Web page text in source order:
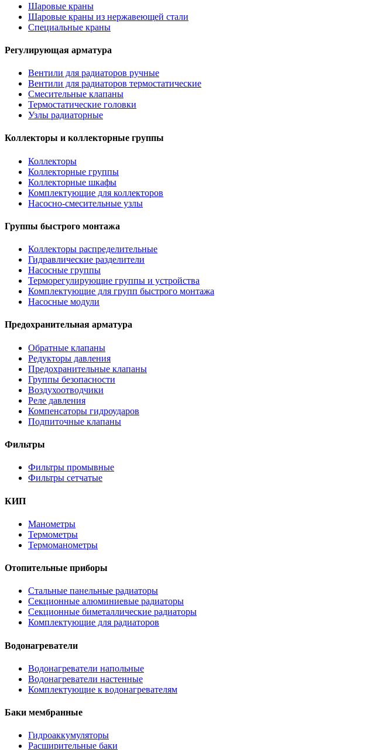
Шаровые краны
Шаровые краны из нержавеющей стали
Специальные краны
Регулирующая арматура
Вентили для радиаторов ручные
Вентили для радиаторов термостатические
Смесительные клапаны
Термостатические головки
Узлы радиаторные
Коллекторы и коллекторные группы
Коллекторы
Коллекторные группы
Коллекторные шкафы
Комплектующие для коллекторов
Насосно-смесительные узлы
Группы быстрого монтажа
Коллекторы распределительные
Гидравлические разделители
Насосные группы
Терморегулирующие группы и устройства
Комплектующие для групп быстрого монтажа
Насосные модули
Предохранительная арматура
Обратные клапаны
Редукторы давления
Предохранительные клапаны
Группы безопасности
Воздухоотводчики
Реле давления
Компенсаторы гидроударов
Подпиточные клапаны
Фильтры
Фильтры промывные
Фильтры сетчатые
КИП
Манометры
Термометры
Термоманометры
Отопительные приборы
Стальные панельные радиаторы
Секционные алюминиевые радиаторы
Секционные биметаллические радиаторы
Комплектующие для радиаторов
Водонагреватели
Водонагреватели напольные
Водонагреватели настенные
Комплектующие к водонагревателям
Баки мембранные
Гидроаккумуляторы
Расширительные баки